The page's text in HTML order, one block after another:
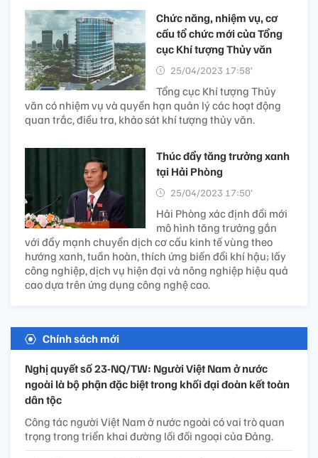
Chức năng, nhiệm vụ, cơ
cấu tổ chức mới của Tổng
cục Khí tượng Thủy văn
25/04/2023 17:58’
Tổng cục Khí tượng Thủy
văn có nhiệm vụ và quyền hạn quản lý các hoạt động
quan trắc, điều tra, khảo sát khí tượng thủy văn.
Thúc đẩy tăng trưởng xanh
tại Hải Phòng
25/04/2023 17:50’
Hải Phòng xác định đổi mới
mô hình tăng trưởng gắn
với đẩy mạnh chuyển dịch cơ cấu kinh tế vùng theo
hướng xanh, tuần hoàn, thích ứng biến đổi khí hậu; lấy
công nghiệp, dịch vụ hiện đại và nông nghiệp hiệu quả
cao dựa trên ứng dụng công nghệ cao.
Chính sách mới
Nghị quyết số 23-NQ/TW: Người Việt Nam ở nước
ngoài là bộ phận đặc biệt trong khối đại đoàn kết toàn
dân tộc
Công tác người Việt Nam ở nước ngoài có vai trò quan
trọng trong triển khai đường lối đối ngoại của Đảng.